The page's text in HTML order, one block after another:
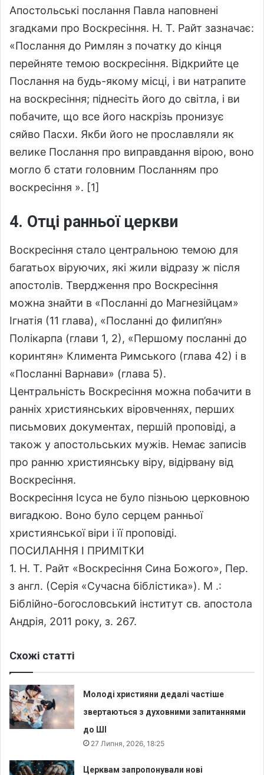
Апостольські послання Павла наповнені
згадками про Воскресіння. Н. Т. Райт зазначає:
«Послання до Римлян з початку до кінця
перейняте темою воскресіння. Відкрийте це
Послання на будь-якому місці, і ви натрапите
на воскресіння; піднесіть його до світла, і ви
побачите, що все його наскрізь пронизує
сяйво Пасхи. Якби його не прославляли як
велике Послання про виправдання вірою, воно
могло б стати головним Посланням про
воскресіння ». [1]
4. Отці ранньої церкви
Воскресіння стало центральною темою для
багатьох віруючих, які жили відразу ж після
апостолів. Твердження про Воскресіння
можна знайти в «Посланні до Магнезійцам»
Ігнатія (11 глава), «Посланні до филип’ян»
Полікарпа (глави 1, 2), «Першому посланні до
коринтян» Климента Римського (глава 42) і в
«Посланні Варнави» (глава 5).
Центральність Воскресіння можна побачити в
ранніх християнських віровченнях, перших
письмових документах, першій проповіді, а
також у апостольських мужів. Немає записів
про ранню християнську віру, відірвану від
Воскресіння.
Воскресіння Ісуса не було пізньою церковною
вигадкою. Воно було серцем ранньої
християнської віри і її проповіді.
ПОСИЛАННЯ І ПРИМІТКИ
1. Н. Т. Райт «Воскресіння Сина Божого», Пер.
з англ. (Серія «Сучасна біблістика»). М .:
Біблійно-богословський інститут св. апостола
Андрія, 2011 року, з. 267.
Схожі статті
Молоді християни дедалі частіше
звертаються з духовними запитаннями
до ШІ
27 Липня, 2026, 18:25
Церквам запропонували нові